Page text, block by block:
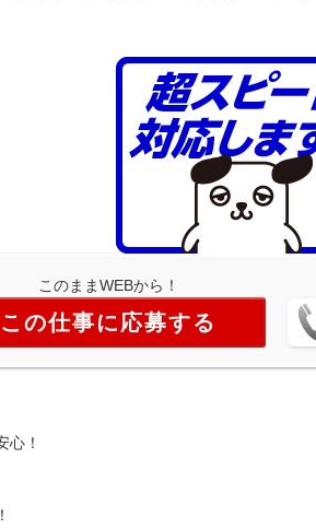
このままWEBから！
この仕事に応募する
心！